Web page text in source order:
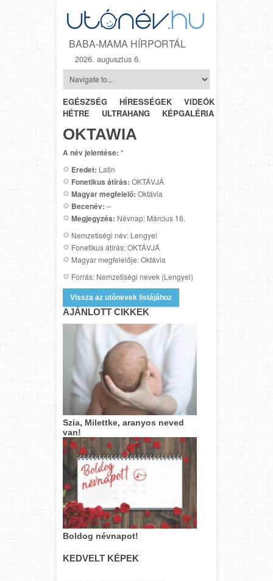
BABA-MAMA HÍRPORTÁL
2026. augusztus 6.
EGÉSZSÉG HÍRESSÉGEK VIDEÓK
HÉTRŐL-
HÉTRE
ULTRAHANG KÉPGALÉRIA
OKTAWIA
A név jelentése: *
Eredet: Latin
Fonetikus átírás: OKTÁVJÁ
Magyar megfelelő: Oktávia
Becenév: –
Megjegyzés: Névnap: Március 16.
Nemzetiségi név: Lengyel
Fonetikus átírás: OKTÁVJÁ
Magyar megfelelője: Oktávia
Forrás: Nemzetiségi nevek (Lengyel)
Vissza az utónevek listájához
AJÁNLOTT CIKKEK
Szia, Milettke, aranyos neved
van!
Boldog névnapot!
KEDVELT KÉPEK